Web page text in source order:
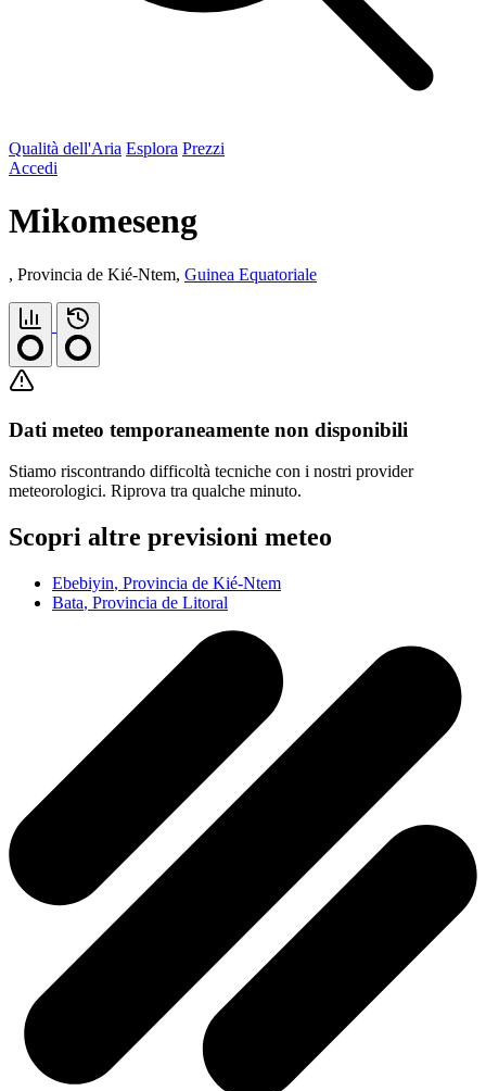
Qualità dell'Aria Esplora Prezzi
Accedi
Mikomeseng
, Provincia de Kié-Ntem, Guinea Equatoriale
Dati meteo temporaneamente non disponibili
Stiamo riscontrando difficoltà tecniche con i nostri provider
meteorologici. Riprova tra qualche minuto.
Scopri altre previsioni meteo
Ebebiyin, Provincia de Kié-Ntem
Bata, Provincia de Litoral